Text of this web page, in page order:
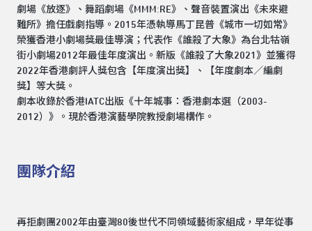
劇場《放逐》、舞蹈劇場《MMM:RE》、聲音裝置演出《未來避
難所》擔任戲劇指導。2015年憑執導馬丁昆普《城市一切如常》
榮獲香港小劇場獎最佳導演；代表作《誰殺了大象》為台北牯嶺
街小劇場2012年最佳年度演出。新版《誰殺了大象2021》並獲得
2022年香港劇評人獎包含【年度演出獎】、【年度劇本／編劇
獎】等大獎。
劇本收錄於香港IATC出版《十年城事：香港劇本選（2003-
2012）》。現於香港演藝學院教授劇場構作。
團隊介紹
再拒劇團2002年由臺灣80後世代不同領域藝術家組成，早年從事